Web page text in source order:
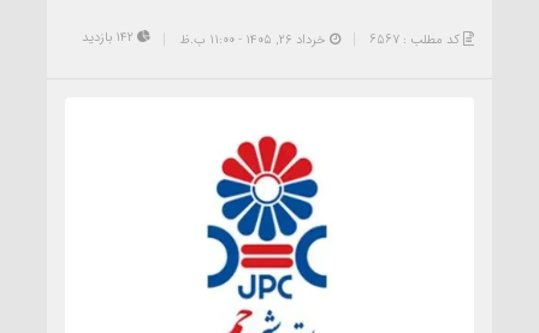
کد مطلب : 6567 خرداد ۲۶, ۱۴۰۵ - 11:00 ب.ظ